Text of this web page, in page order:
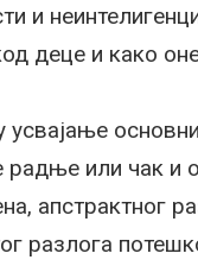
и
деце и како оне
или чак и
апстрактног
разлога